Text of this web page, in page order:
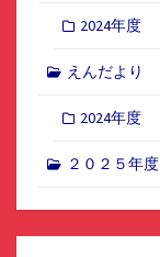
2024年度
えんだより
2024年度
２０２５年度